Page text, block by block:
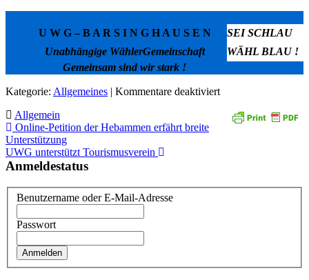
U W G – B A R S I N G H A U S E N
SEI SCHLAU
Unabhängige WählerGemeinschaft
WÄHL BLAU !
Gemeinsam sind wir stark !
Kategorie: Allgemeines | Kommentare deaktiviertfür
Petition
Allgemein
Beitragsnavigation
Online-Petition der Hebammen erfährt breite
Unterstützung
UWG unterstützt Tourismusverein
Anmeldestatus
Benutzername oder E-Mail-Adresse
Passwort